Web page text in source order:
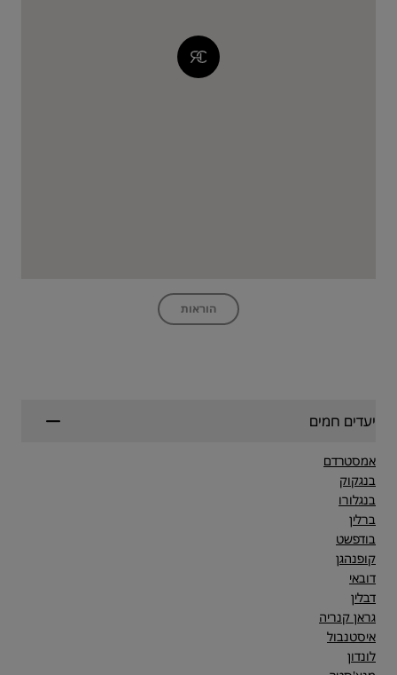
הוראות
יעדים חמים
אמסטרדם
בנגקוק
בנגלורו
ברלין
בודפשט
קופנהגן
דובאי
דבלין
גראן קנריה
איסטנבול
לונדון